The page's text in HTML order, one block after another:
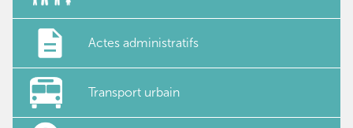
Actes administratifs
Transport urbain